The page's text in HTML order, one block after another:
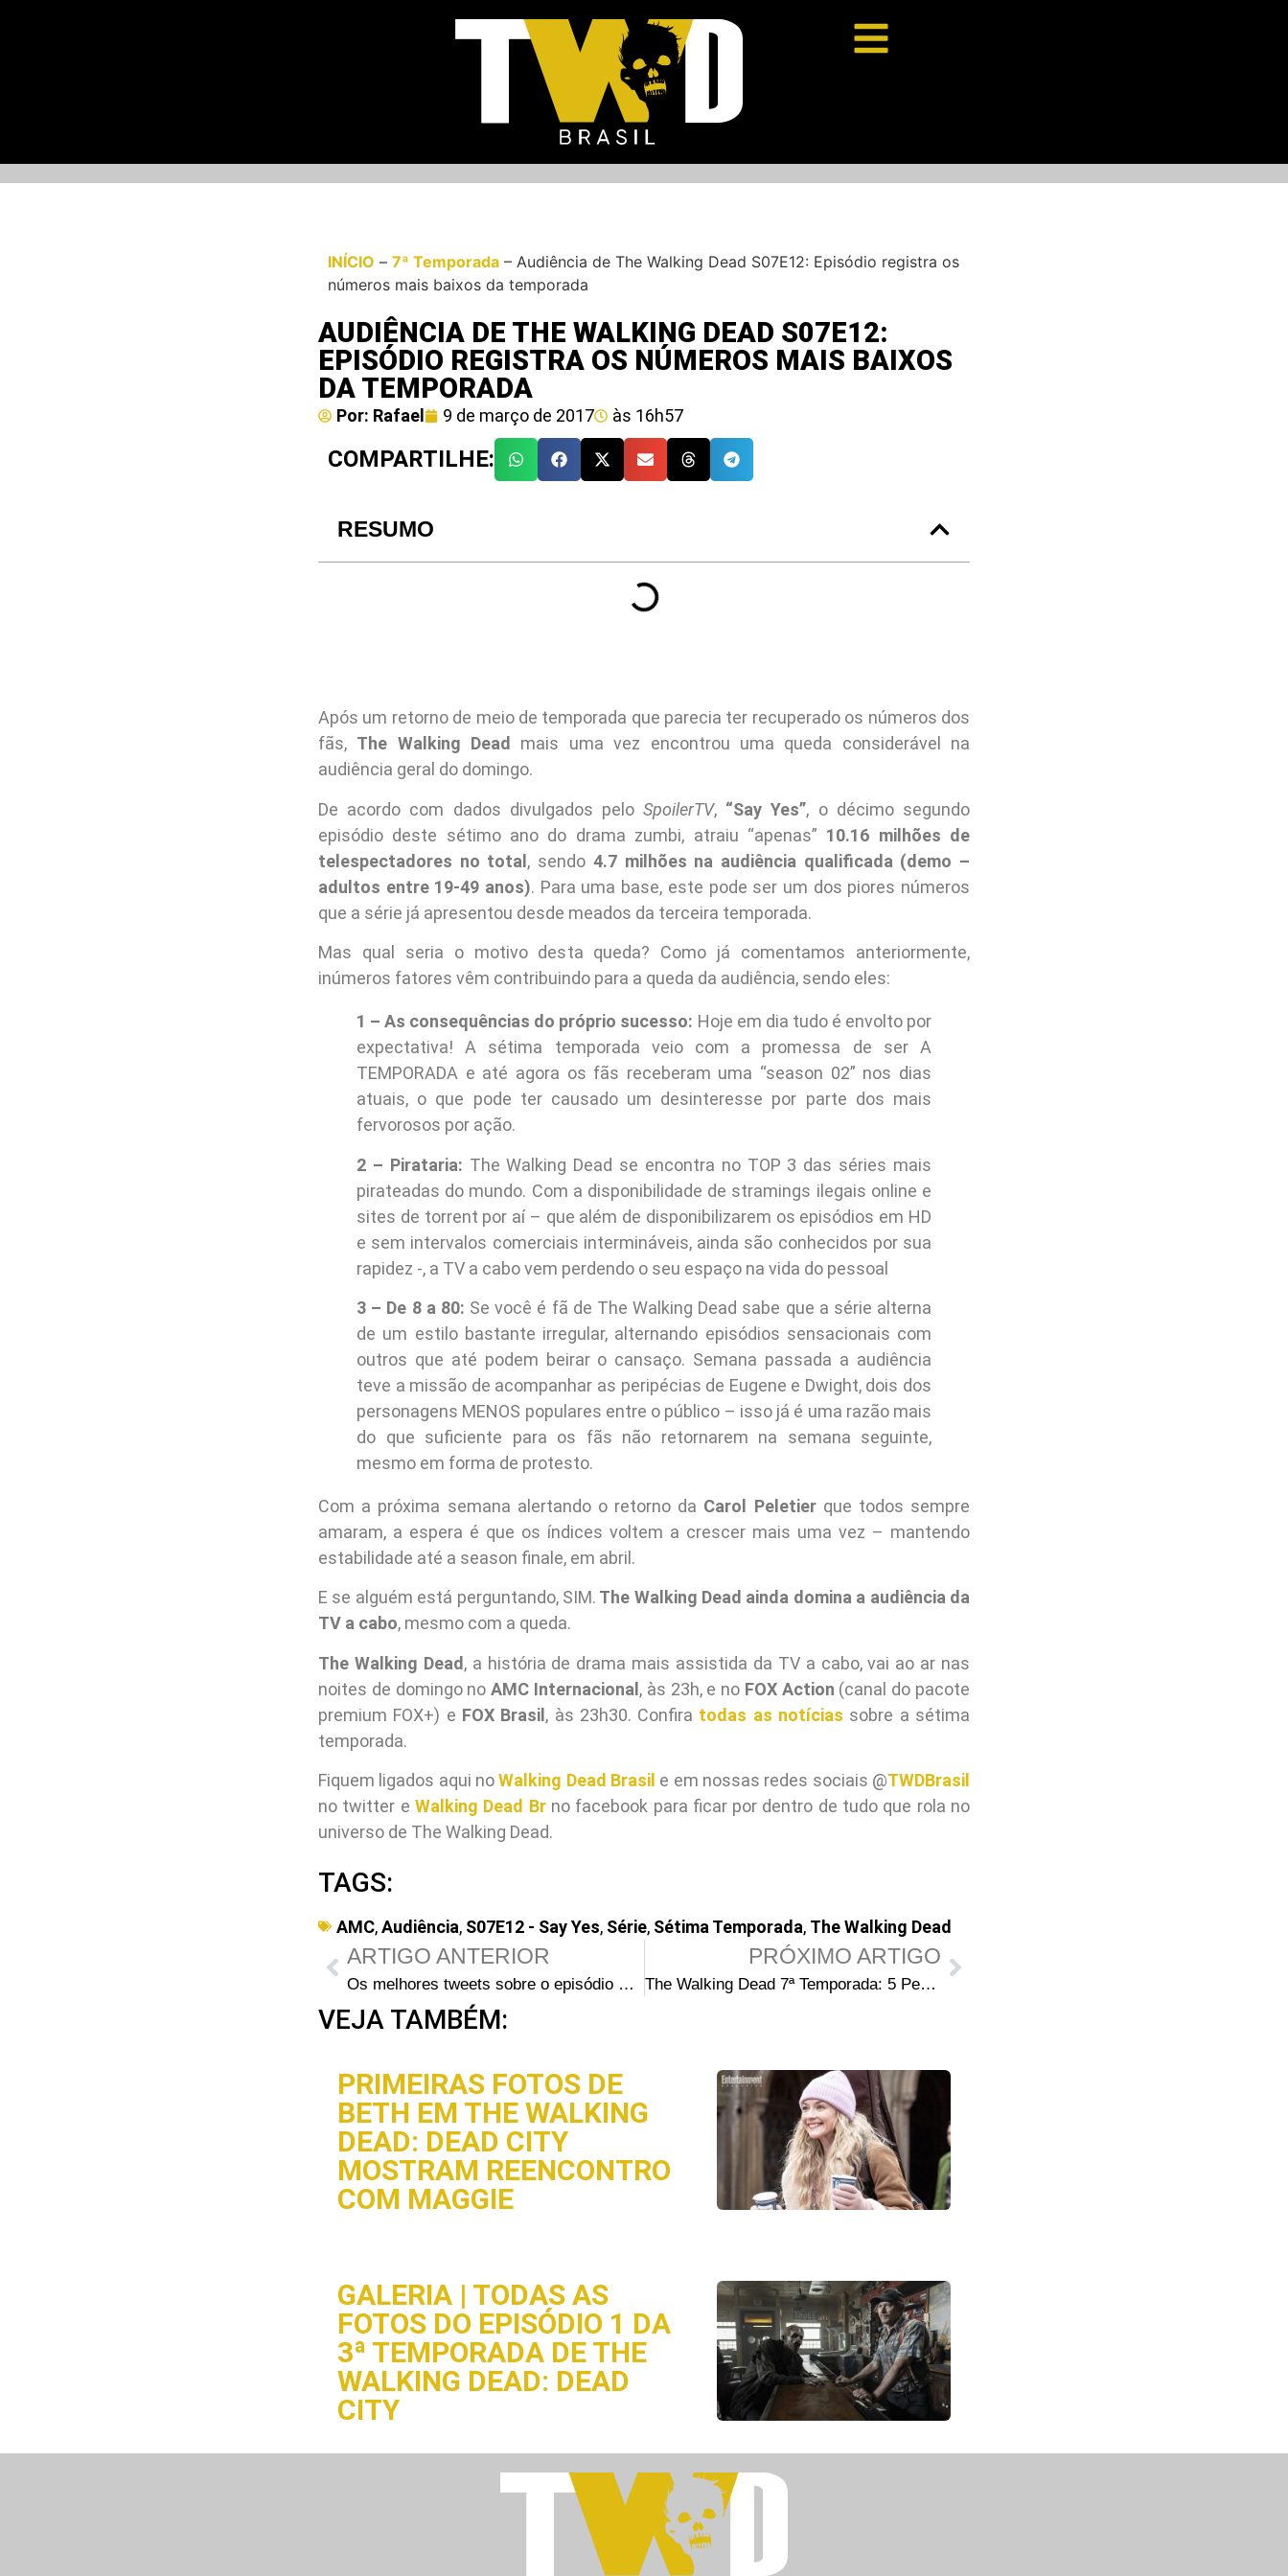
INÍCIO – 7ª Temporada – Audiência de The Walking Dead S07E12: Episódio registra os
números mais baixos da temporada
AUDIÊNCIA DE THE WALKING DEAD S07E12:
EPISÓDIO REGISTRA OS NÚMEROS MAIS BAIXOS
DA TEMPORADA
Por: Rafael 9 de março de 2017 às 16h57
COMPARTILHE:
RESUMO
Após um retorno de meio de temporada que parecia ter recuperado os números dos
fãs, The Walking Dead
mais uma vez encontrou uma queda considerável na
audiência geral do domingo.
De acordo com dados divulgados peloSpoilerTV, “Say Yes”, o décimo segundo
episódio deste sétimo ano do drama zumbi, atraiu “apenas” 10.16 milhões de
telespectadores no total, sendo 4.7 milhões na audiência qualificada (demo –
adultos entre 19-49 anos). Para uma base, este pode ser um dos piores números
que a série já apresentou desde meados da terceira temporada.
Mas qual seria o motivo desta queda? Como já comentamos anteriormente,
inúmeros fatores vêm contribuindo para a queda da audiência, sendo eles:
1 – As consequências do próprio sucesso: Hoje em dia tudo é envolto por
expectativa! A sétima temporada veio com a promessa de ser A
TEMPORADA e até agora os fãs receberam uma “season 02” nos dias
atuais, o que pode ter causado um desinteresse por parte dos mais
fervorosos por ação.
2 – Pirataria: The Walking Dead se encontra no TOP 3 das séries mais
pirateadas do mundo. Com a disponibilidade de stramings ilegais online e
sites de torrent por aí – que além de disponibilizarem os episódios em HD
e sem intervalos comerciais intermináveis, ainda são conhecidos por sua
rapidez -, a TV a cabo vem perdendo o seu espaço na vida do pessoal
3 – De 8 a 80: Se você é fã de The Walking Dead sabe que a série alterna
de um estilo bastante irregular, alternando episódios sensacionais com
outros que até podem beirar o cansaço. Semana passada a audiência
teve a missão de acompanhar as peripécias de Eugene e Dwight, dois dos
personagens MENOS populares entre o público – isso já é uma razão mais
do que suficiente para os fãs não retornarem na semana seguinte,
mesmo em forma de protesto.
Com a próxima semana alertando o retorno da Carol Peletierque todos sempre
amaram, a espera é que os índices voltem a crescer mais uma vez – mantendo
estabilidade até a season finale, em abril.
E se alguém está perguntando, SIM. The Walking Dead ainda domina a audiência da
TV a cabo, mesmo com a queda.
The Walking Dead, a história de drama mais assistida da TV a cabo, vai ao ar nas
noites de domingo noAMC Internacional, às 23h, e no FOX Action (canal do pacote
premium FOX+) e FOX Brasil, às 23h30. Confira todas as notícias sobre a sétima
temporada.
Fiquem ligados aqui noWalking Dead Brasil e em nossas redes sociais @TWDBrasil
no twitter e Walking Dead Brno facebook para ficar por dentro de tudo que rola no
universo de The Walking Dead.
TAGS:
AMC,Audiência, S07E12 - Say Yes, Série, Sétima Temporada, The Walking Dead
ARTIGO ANTERIOR
Os melhores tweets sobre o episódio S07E12 – “Say Yes”
PRÓXIMO ARTIGO
The Walking Dead 7ª Temporada: 5 Perguntas em aberto após “Say Yes”
VEJA TAMBÉM:
PRIMEIRAS FOTOS DE
BETH EM THE WALKING
DEAD: DEAD CITY
MOSTRAM REENCONTRO
COM MAGGIE
GALERIA | TODAS AS
FOTOS DO EPISÓDIO 1 DA
3ª TEMPORADA DE THE
WALKING DEAD: DEAD
CITY